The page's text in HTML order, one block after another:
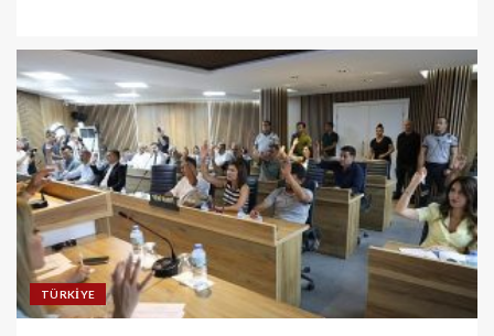
TÜRKIYE